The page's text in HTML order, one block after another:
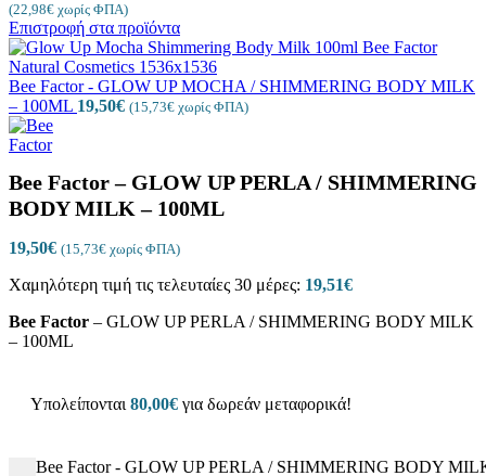
(22,98€ χωρίς ΦΠΑ)
Επιστροφή στα προϊόντα
Bee Factor - GLOW UP MOCHA / SHIMMERING BODY MILK
– 100ML 19,50€ (15,73€ χωρίς ΦΠΑ)
Bee Factor – GLOW UP PERLA / SHIMMERING
BODY MILK – 100ML
19,50€ (15,73€ χωρίς ΦΠΑ)
Χαμηλότερη τιμή τις τελευταίες 30 μέρες: 19,51€
Bee Factor – GLOW UP PERLA / SHIMMERING BODY MILK
– 100ML
Υπολείπονται 80,00€ για δωρεάν μεταφορικά!
Bee Factor - GLOW UP PERLA / SHIMMERING BODY